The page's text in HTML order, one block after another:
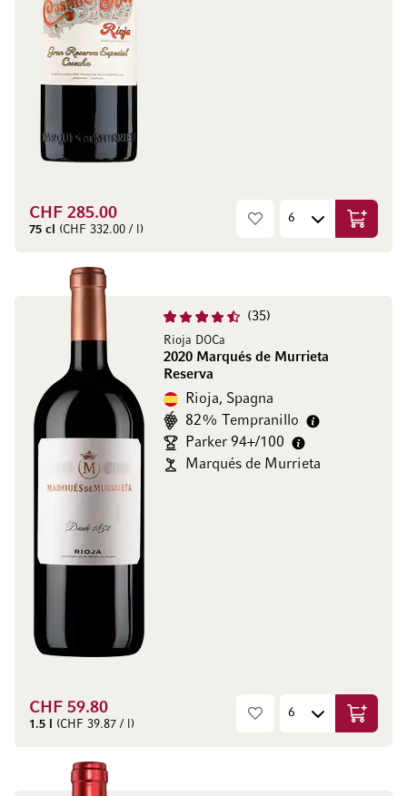
CHF 285.00
75 cl (CHF 332.00 / l)
35
Rioja DOCa
2020 Marqués de Murrieta
Reserva
Rioja, Spagna
82% Tempranillo
Parker 94+/100
Marqués de Murrieta
CHF 59.80
1.5 l (CHF 39.87 / l)